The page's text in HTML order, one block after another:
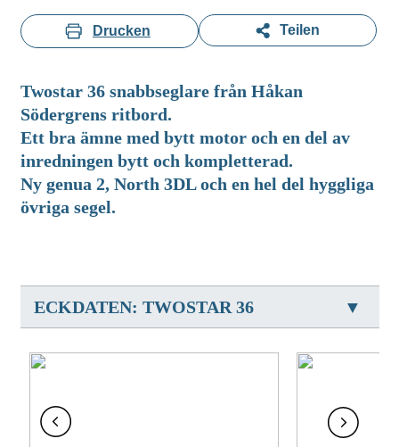
Drucken Teilen
Twostar 36 snabbseglare från Håkan
Södergrens ritbord.
Ett bra ämne med bytt motor och en del av
inredningen bytt och kompletterad.
Ny genua 2, North 3DL och en hel del hyggliga
övriga segel.
ECKDATEN: TWOSTAR 36